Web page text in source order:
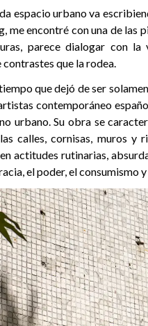
espacio urbano va
me encontré con una de las
parece dialogar con
que la rodea.
que dejó de ser
contemporáneo
urbano. Su obra se
calles, cornisas, muros y
actitudes rutinarias,
el poder, el consumismo